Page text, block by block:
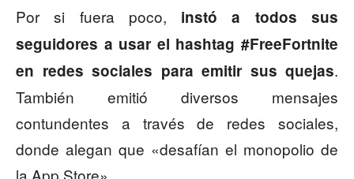
Por si fuera poco, instó a todos sus
seguidores a usar el hashtag #FreeFortnite
en redes sociales para emitir sus quejas.
También emitió diversos mensajes
contundentes a través de redes sociales,
donde alegan que «desafían el monopolio de